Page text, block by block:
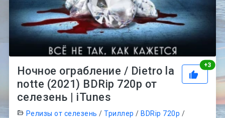
+3
Ночное ограбление / Dietro la
notte (2021) BDRip 720p от
селезень | iTunes
Релизы от селезень /Триллер / BDRip 720p /